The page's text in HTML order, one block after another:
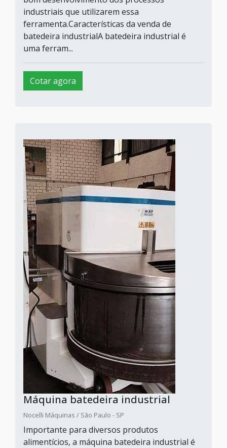
industriais que utilizarem essa
ferramenta.Características da venda de
batedeira industrialA batedeira industrial é
uma ferram...
Cotar agora
Máquina batedeira industrial
Nocelli Máquinas / São Paulo - SP
Importante para diversos produtos
alimentícios, a máquina batedeira industrial é